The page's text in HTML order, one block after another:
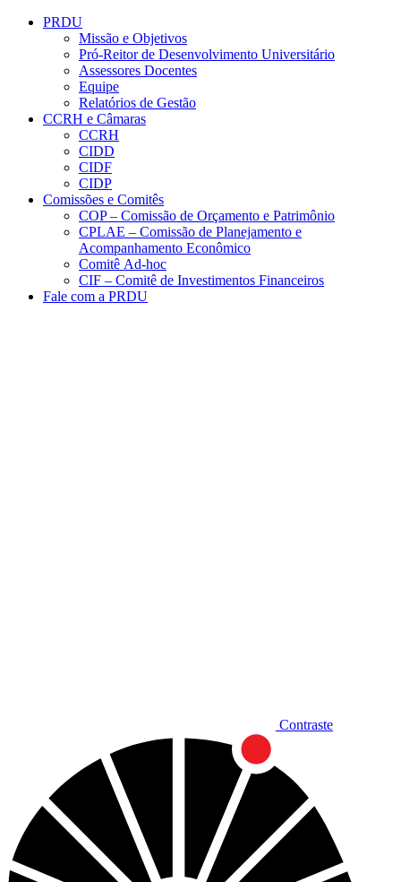
Conteúdo principal
PRDU
Missão e Objetivos
Pró-Reitor de Desenvolvimento Universitário
Assessores Docentes
Equipe
Relatórios de Gestão
CCRH e Câmaras
CCRH
CIDD
CIDF
CIDP
Comissões e Comitês
COP – Comissão de Orçamento e Patrimônio
CPLAE – Comissão de Planejamento e
Acompanhamento Econômico
Comitê Ad-hoc
CIF – Comitê de Investimentos Financeiros
Fale com a PRDU
Contraste